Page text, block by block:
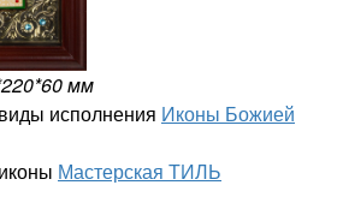
мм
исполнения Иконы Божией
Мастерская ТИЛЬ